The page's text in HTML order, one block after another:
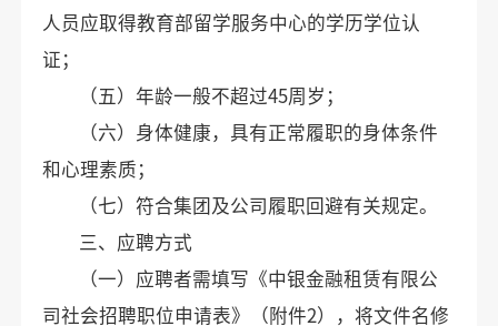
人员应取得教育部留学服务中心的学历学位认
证；
（五）年龄一般不超过45周岁；
（六）身体健康，具有正常履职的身体条件
和心理素质；
（七）符合集团及公司履职回避有关规定。
三、应聘方式
（一）应聘者需填写《中银金融租赁有限公
司社会招聘职位申请表》（附件2），将文件名修